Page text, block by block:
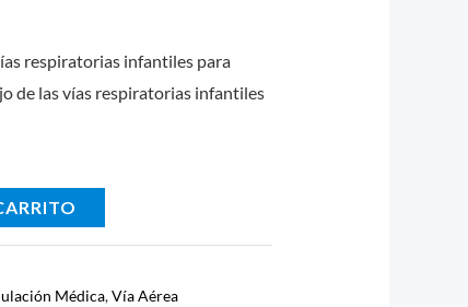
respiratorias infantiles para
de las vías respiratorias infantiles
Médica,Vía Aérea